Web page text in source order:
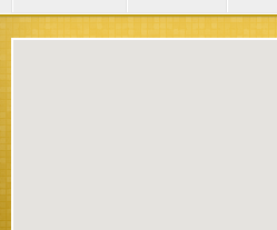
Mapa obsahu